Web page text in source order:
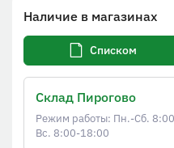
Наличие в магазинах
Списком
Склад Пирогово
Режим работы: Пн.-Сб.
Вс. 8:00-18:00